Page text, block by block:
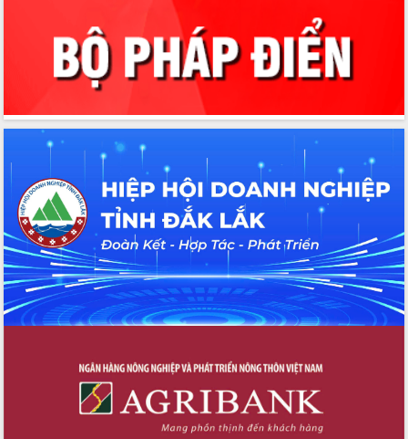
Đắk Lắk nâng cao hiệu quả công tác
Đảng từ Sổ tay đảng viên điện tử
Đắk Lắk đẩy mạnh nuôi biển công
nghệ, hướng tới phát triển thủy sản
chuyển đổi số cho cán bộ, công chức
cấp xã
Đắk Lắk phát động hưởng ứng Ngày
Quyền của người tiêu dùng Việt Nam
2026
Đẩy mạnh cải cách hành chính, quyết
tâm đạt được mục tiêu tăng trưởng
hai con số trong năm 2026
Tổ chức trang trọng Lễ hội Đền thờ
Lương Văn Chánh năm 2026
Phó Bí thư Tỉnh ủy Đắk Lắk Đỗ Hữu
Nhân dân tỉnh
Bệnh án điện tử thúc đẩy chuyển đổi
số y tế tại Đắk Lắk
Chuyển đổi số thư viện: Mở rộng